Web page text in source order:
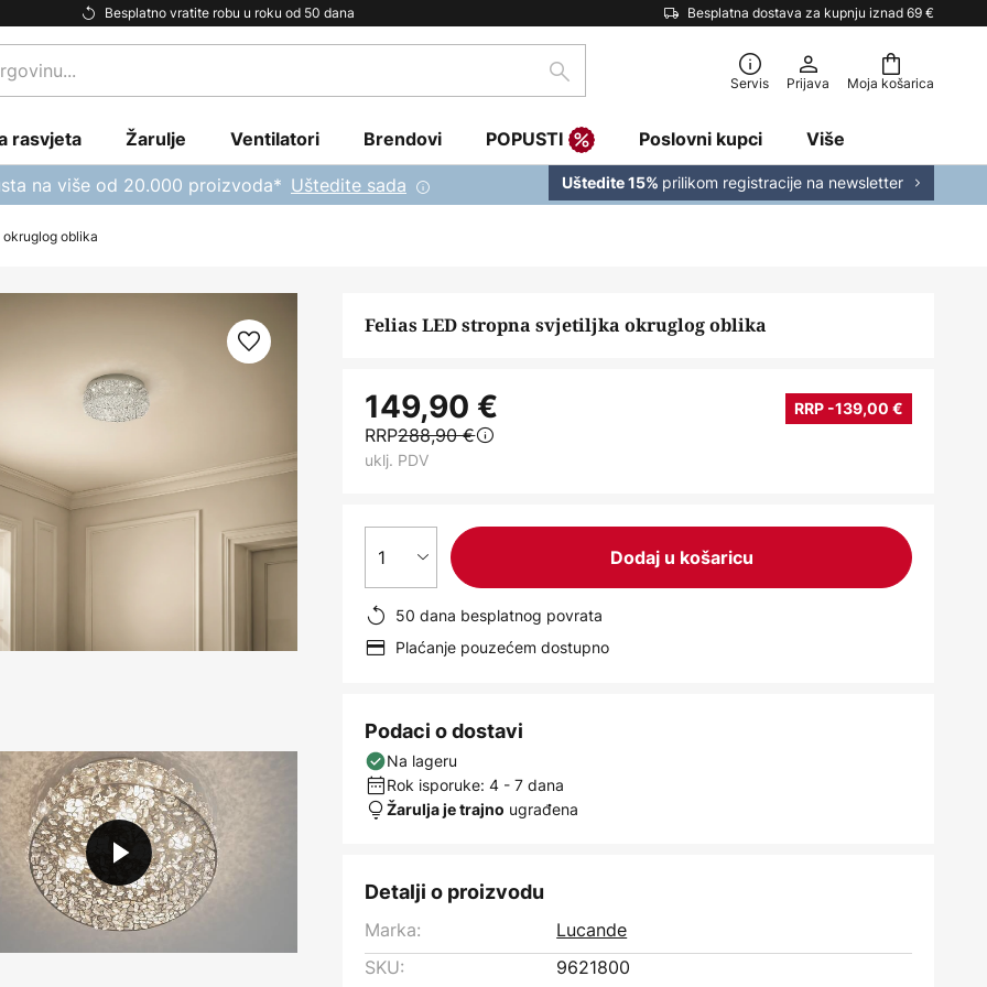
Besplatno vratite robu u roku od 50 dana Besplatna dostava za kupnju iznad 69 €
Moja košarica
traži Servis Prijava
rasvjeta Žarulje Ventilatori Brendovi POPUSTI Poslovni kupci Više
na više od 20.000 proizvoda* Uštedite sada Uštedite 15% prilikom registracije na newsletter
oblika
Felias LED stropna svjetiljka okruglog oblika
149,90 € RRP -139,00 €
RRP288,90 €
uklj. PDV
1 Dodaj u košaricu
50 dana besplatnog povrata
Plaćanje pouzećem dostupno
Podaci o dostavi
Na lageru
Rok isporuke: 4 - 7 dana
Žarulja je trajno ugrađena
Detalji o proizvodu
Marka:
Lucande
SKU:
9621800